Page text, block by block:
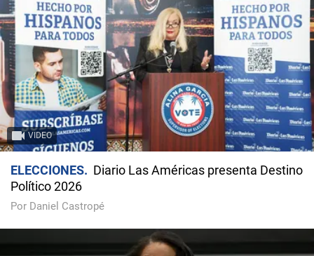
VIDEO
ELECCIONES
Diario Las Américas presenta Destino
Político 2026
Por Daniel Castropé